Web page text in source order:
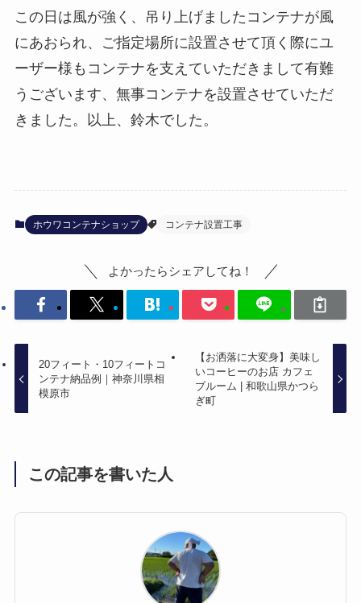
この日は風が強く、吊り上げましたコンテナが風
にあおられ、ご指定場所に設置させて頂く際にユ
ーザー様もコンテナを支えていただきまして有難
うございます、無事コンテナを設置させていただ
きました。以上、鈴木でした。
ホウワコンテナショップ コンテナ設置工事
よかったらシェアしてね！
20フィート・10フィートコ
ンテナ納品例｜神奈川県相
模原市
【お洒落に大変身】美味し
いコーヒーのお店 カフェ
ブルーム | 和歌山県かつら
ぎ町
この記事を書いた人